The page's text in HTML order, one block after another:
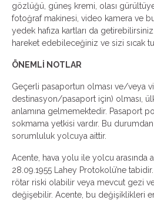
gözlüğü, güneş kremi, olası gürültüye
fotoğraf makinesi, video kamera ve
yedek hafıza kartları da
hareket edebileceğiniz ve sizi sıcak
ÖNEMLİ NOTLAR
Geçerli pasaportun olması ve/veya
destinasyon/pasaport için) olması,
anlamına gelmemektedir. Pasaport
sokmama yetkisi vardır. Bu
sorumluluk yolcuya aittir.
Acente, hava yolu ile yolcu arasında
28.09.1955 Lahey Protokolü’ne
rötar riski olabilir veya mevcut gezi
değişebilir. Acente, bu değişiklikleri